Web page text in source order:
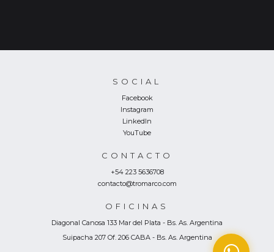
OFICINAS
Diagonal Canosa 133 Mar del Plata - Bs. As. Argentina
Suipacha 207 Of. 206CABA - Bs. As. Argentina
CONTACTO
+54 223 5636708
contacto@tromarco.com
SOCIAL
Facebook
Instagram
LinkedIn
YouTube